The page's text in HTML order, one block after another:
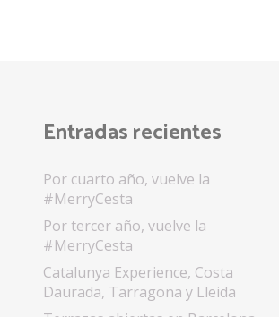
Entradas recientes
Por cuarto año, vuelve la
#MerryCesta
Por tercer año, vuelve la
#MerryCesta
Catalunya Experience, Costa
Daurada, Tarragona y Lleida